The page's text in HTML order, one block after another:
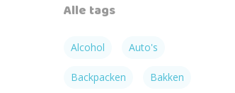
Alle tags
Alcohol Auto's
Backpacken Bakken